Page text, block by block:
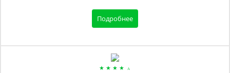
Подробнее